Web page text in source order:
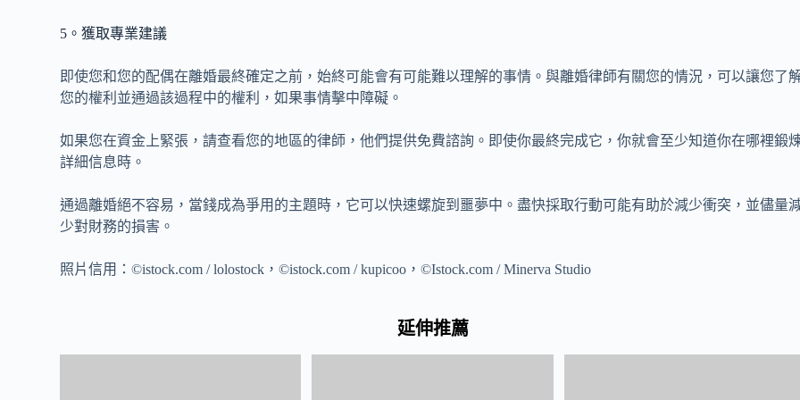
5。獲取專業建議
即使您和您的配偶在離婚最終確定之前，始終可能會有可能難以理解的事情。與離婚律師有關您的情況，可以讓您了
您的權利並通過該過程中的權利，如果事情擊中障礙。
如果您在資金上緊張，請查看您的地區的律師，他們提供免費諮詢。即使你最終完成它，你就會至少知道你在哪裡鍛
詳細信息時。
通過離婚絕不容易，當錢成為爭用的主題時，它可以快速螺旋到噩夢中。盡快採取行動可能有助於減少衝突，並儘量
少對財務的損害。
照片信用：©istock.com / lolostock，©istock.com / kupicoo，©Istock.com / Minerva Studio
延伸推薦